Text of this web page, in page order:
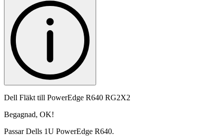
Dell Fläkt till PowerEdge R640 RG2X2
Begagnad, OK!
Passar Dells 1U PowerEdge R640.